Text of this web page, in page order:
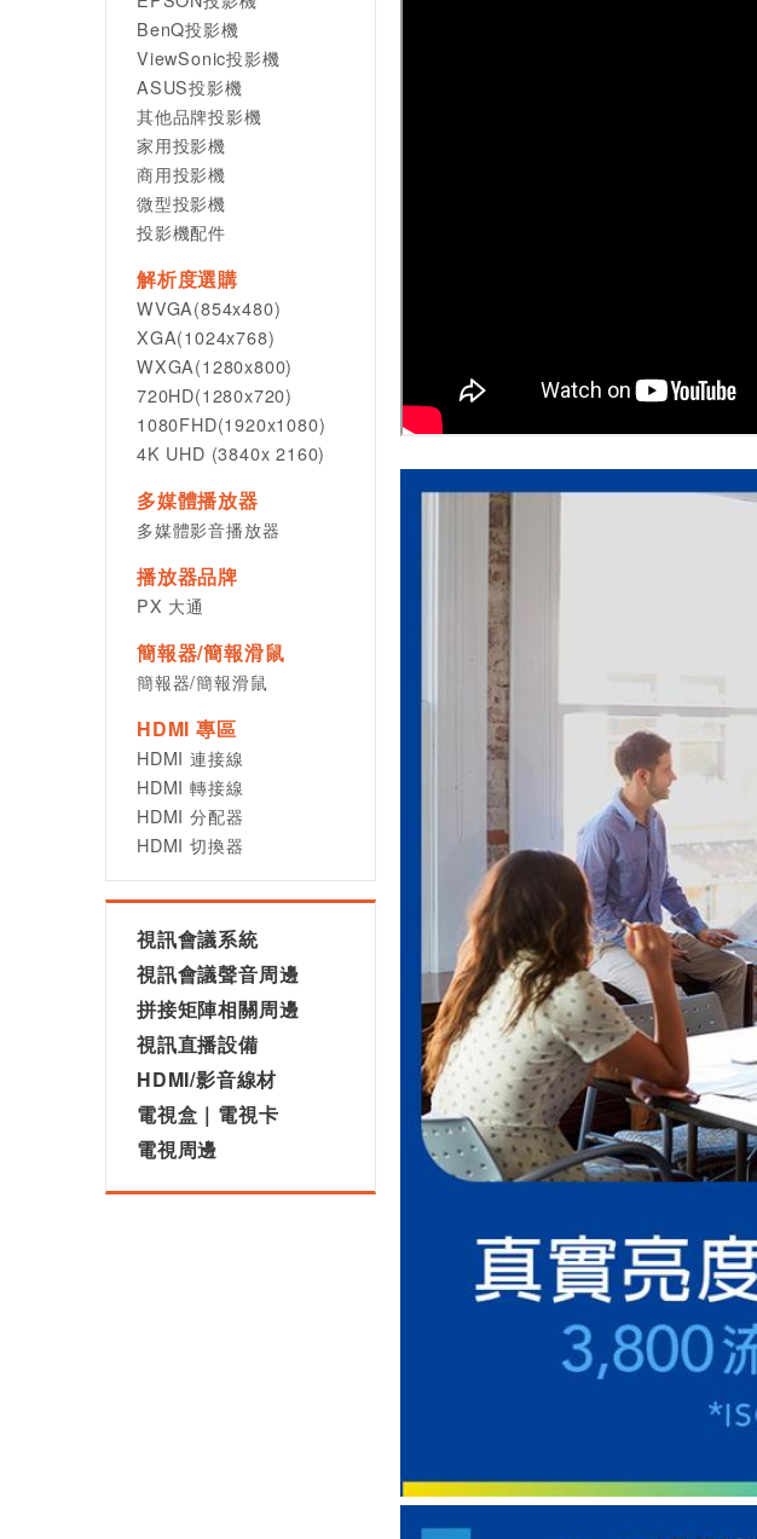
BenQ投影機
ViewSonic投影機
ASUS投影機
其他品牌投影機
家用投影機
商用投影機
微型投影機
投影機配件
解析度選購
WVGA(854x480)
XGA(1024x768)
WXGA(1280x800)
720HD(1280x720)
1080FHD(1920x1080)
4K UHD (3840x 2160)
多媒體播放器
多媒體影音播放器
播放器品牌
PX 大通
簡報器/簡報滑鼠
簡報器/簡報滑鼠
HDMI 專區
HDMI 連接線
HDMI 轉接線
HDMI 分配器
HDMI 切換器
視訊會議系統
視訊會議聲音周邊
拼接矩陣相關周邊
視訊直播設備
HDMI/影音線材
電視盒｜電視卡
電視周邊